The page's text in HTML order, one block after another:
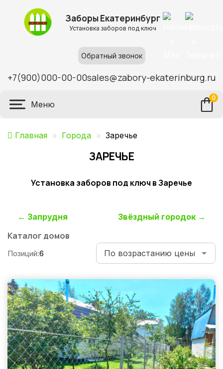
Заборы Екатеринбург
Установка заборов под ключ
Обратный звонок
+7(900)000-00-00sales@zabory-ekaterinburg.ru
Меню
0
Главная » Города » Заречье
ЗАРЕЧЬЕ
Установка заборов под ключ в Заречье
Навигация
по
← Запрудня Звёздный городок →
Каталог домов
Позиций:6